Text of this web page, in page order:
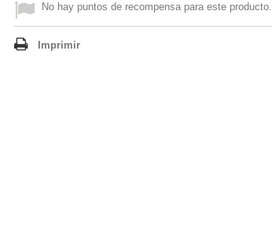
No hay puntos de recompensa para este producto.
Imprimir